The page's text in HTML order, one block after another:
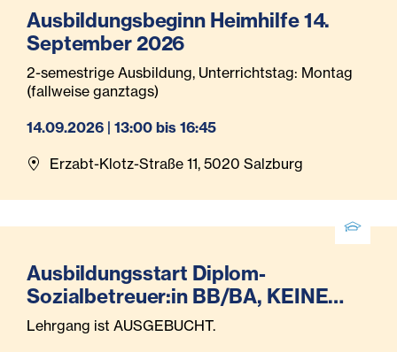
Ausbildungsbeginn Heimhilfe 14.
September 2026
2-semestrige Ausbildung, Unterrichtstag: Montag
(fallweise ganztags)
14.09.2026 | 13:00 bis 16:45
Erzabt-Klotz-Straße 11, 5020 Salzburg
Ausbildungsstart Diplom-
Sozialbetreuer:in BB/BA, KEINE
Anmeldung mehr möglich!
Lehrgang ist AUSGEBUCHT.